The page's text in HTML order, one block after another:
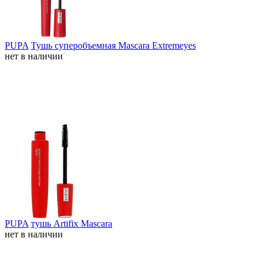
PUPA Тушь суперобъемная Mascara Extremeyes
нет в наличии
PUPA тушь Artifix Mascara
нет в наличии